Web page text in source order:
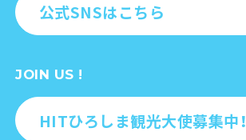
公式SNSはこちら
JOIN US !
HITひろしま観光大使募集中！